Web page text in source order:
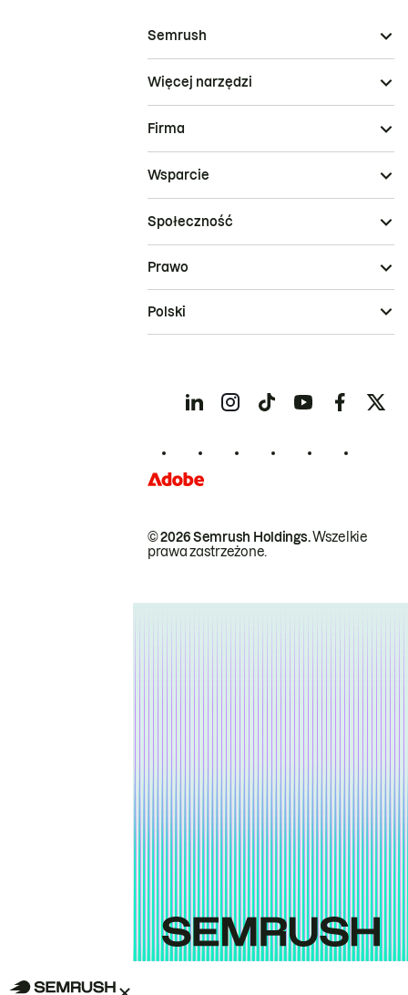
Semrush
Więcej narzędzi
Firma
Wsparcie
Społeczność
© 2026 Semrush Holdings.Wszelkie
prawa zastrzeżone.
Prawo
Polski